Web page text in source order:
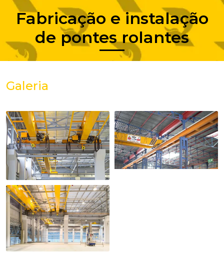
Fabricação e instalação
de pontes rolantes
Galeria